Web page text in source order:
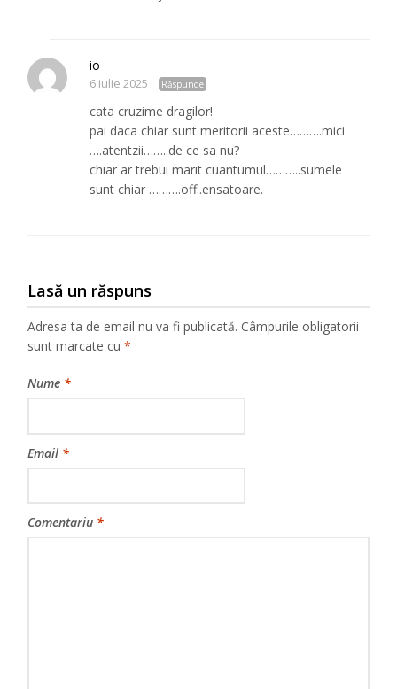
io
6 iulie 2025 Răspunde
cata cruzime dragilor!
pai daca chiar sunt meritorii aceste……….mici
….atentzii……..de ce sa nu?
chiar ar trebui marit cuantumul………..sumele
sunt chiar ……….off..ensatoare.
Lasă un răspuns
Adresa ta de email nu va fi publicată. Câmpurile obligatorii
sunt marcate cu*
Nume *
Email *
Comentariu *